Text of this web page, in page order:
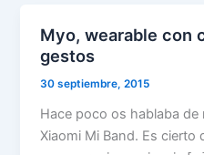
Myo, wearable con
gestos
30 septiembre, 2015
Hace poco os hablaba de
Xiaomi Mi Band. Es cierto